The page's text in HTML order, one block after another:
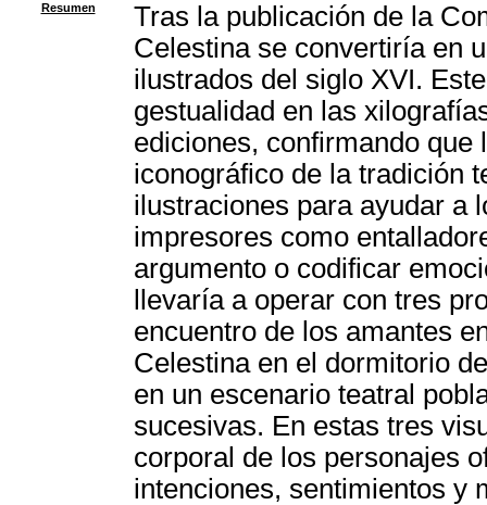
Resumen
Tras la publicación de la
Celestina se convertiría en
ilustrados del siglo XVI.
gestualidad en las
ediciones, confirmando
iconográfico de la tradición
ilustraciones para ayudar a
impresores como
argumento o codificar
llevaría a operar con tres
encuentro de los amantes
Celestina en el dormitorio
en un escenario teatral
sucesivas. En estas tres
corporal de los personajes
intenciones, sentimientos y